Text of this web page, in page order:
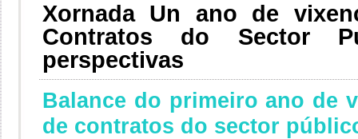
Xornada Un ano de
Contratos do Sector
perspectivas
Balance do primeiro ano de
de contratos do sector